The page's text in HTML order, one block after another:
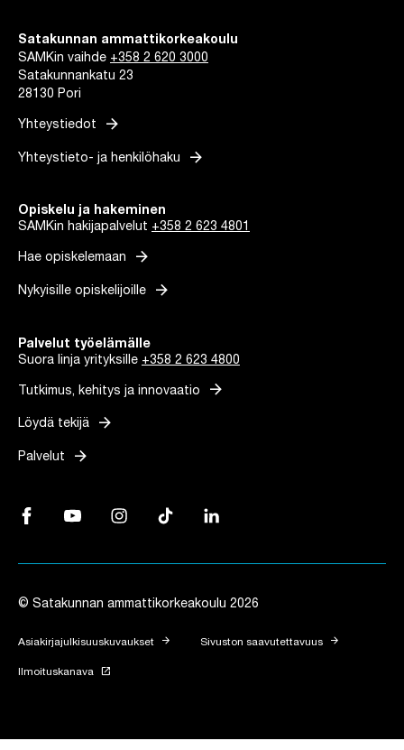
Satakunnan ammattikorkeakoulu
SAMKin vaihde +358 2 620 3000
Satakunnankatu 23
28130 Pori
Yhteystiedot arrow_forward
Yhteystieto- ja henkilöhaku arrow_forward
Opiskelu ja hakeminen
SAMKin hakijapalvelut +358 2 623 4801
Hae opiskelemaan arrow_forward
Nykyisille opiskelijoille arrow_forward
Palvelut työelämälle
Suora linja yrityksille +358 2 623 4800
Tutkimus, kehitys ja innovaatio arrow_forward
Löydä tekijä arrow_forward
Palvelut arrow_forward
Facebook, Linkki avautuu uuteen välilehteen
YouTube, Linkki avautuu uuteen välilehteen
Instagram, Linkki avautuu uuteen välilehteen
TikTok, Linkki avautuu uuteen välilehteen
LinkedIn, Linkki avautuu uuteen
© Satakunnan ammattikorkeakoulu 2026
Asiakirjajulkisuuskuvaukset arrow_forward Sivuston saavutettavuus arrow_forward
Ilmoituskanava Linkki avautuu uuteen välilehteen
launch